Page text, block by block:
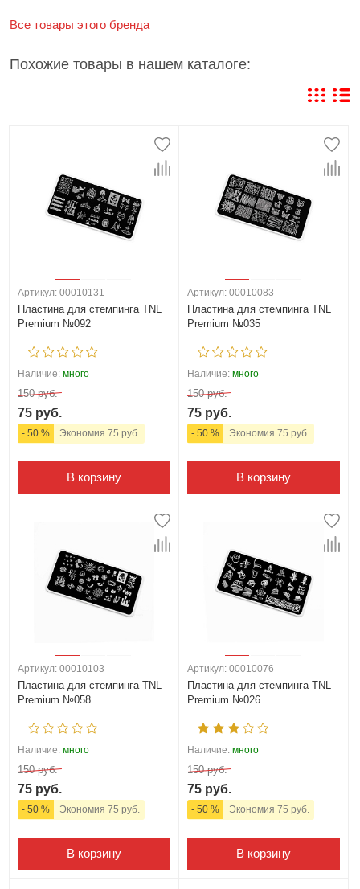
Все товары этого бренда
Похожие товары в нашем каталоге:
Артикул: 00010131
Пластина для стемпинга TNL
Premium №092
Наличие: много
150 руб.
75 руб.
- 50 % Экономия 75 руб.
В корзину
Артикул: 00010083
Пластина для стемпинга TNL
Premium №035
Наличие: много
150 руб.
75 руб.
- 50 % Экономия 75 руб.
В корзину
Артикул: 00010103
Пластина для стемпинга TNL
Premium №058
Наличие: много
150 руб.
75 руб.
- 50 % Экономия 75 руб.
В корзину
Артикул: 00010076
Пластина для стемпинга TNL
Premium №026
Наличие: много
150 руб.
75 руб.
- 50 % Экономия 75 руб.
В корзину